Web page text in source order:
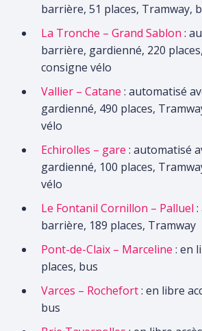
barrière, 51 places, Tramway,
La Tronche – Grand Sablon :
barrière, gardienné, 220
consigne vélo
Vallier – Catane : automatisé
gardienné, 490 places,
vélo
Echirolles – gare : automatisé
gardienné, 100 places,
vélo
Le Fontanil Cornillon – Palluel
barrière, 189 places, Tramway
Pont-de-Claix – Marceline : en
places, bus
Varces – Rochefort: en libre
bus